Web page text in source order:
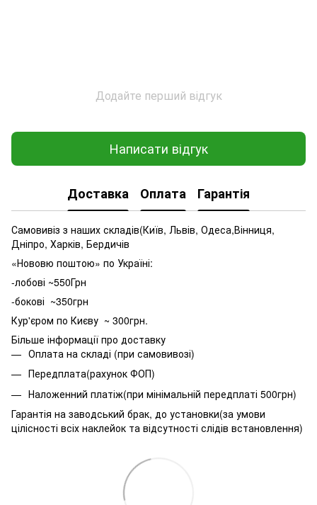
Додайте перший відгук
Написати відгук
Доставка Оплата Гарантія
Самовивіз з наших складів(Київ, Львів, Одеса,Вінниця,
Дніпро, Харків, Бердичів
«Нововю поштою» по Україні:
-лобові ~550Грн
-бокові ~350грн
Кур'єром по Києву ~ 300грн.
Більше інформації про доставку
Оплата на складі (при самовивозі)
Передплата(рахунок ФОП)
Наложенний платіж(при мінімальній передплаті 500грн)
Гарантія на заводський брак, до установки(за умови
цілісності всіх наклейок та відсутності слідів встановлення)